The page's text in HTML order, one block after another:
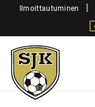
SiirryIlmoittautuminen |
Sjk-
Juniorit